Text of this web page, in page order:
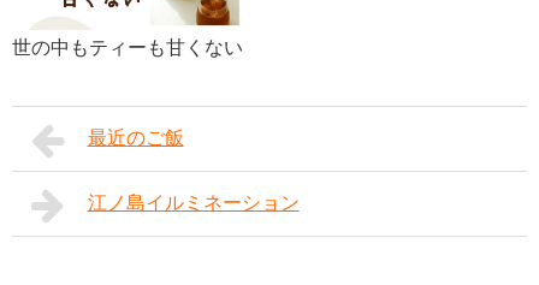
世の中もティーも甘くない
最近のご飯
江ノ島イルミネーション